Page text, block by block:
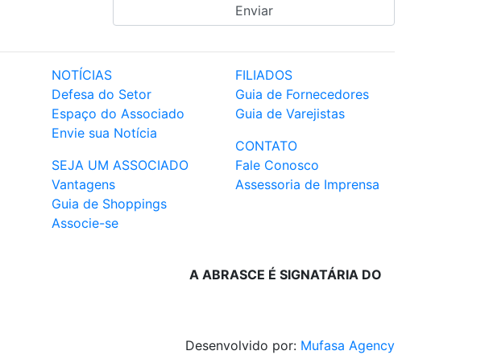
NOTÍCIAS
Defesa do Setor
Espaço do Associado
Envie sua Notícia
SEJA UM ASSOCIADO
Vantagens
Guia de Shoppings
Associe-se
FILIADOS
Guia de Fornecedores
Guia de Varejistas
CONTATO
Fale Conosco
Assessoria de Imprensa
A ABRASCE É SIGNATÁRIA DO
Desenvolvido por: Mufasa Agency